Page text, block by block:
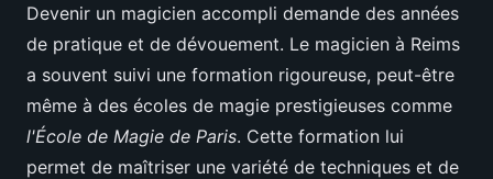
Devenir un magicien accompli demande des années
de pratique et de dévouement. Le magicien à Reims
a souvent suivi une formation rigoureuse, peut-être
même à des écoles de magie prestigieuses comme
l'École de Magie de Paris. Cette formation lui
permet de maîtriser une variété de techniques et de